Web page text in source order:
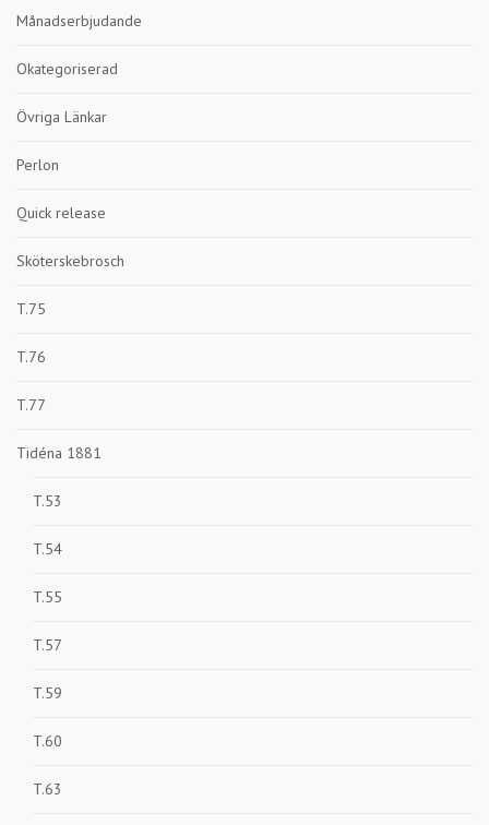
Månadserbjudande
Okategoriserad
Övriga Länkar
Perlon
Quick release
Sköterskebrosch
T.75
T.76
T.77
Tidéna 1881
T.53
T.54
T.55
T.57
T.59
T.60
T.63